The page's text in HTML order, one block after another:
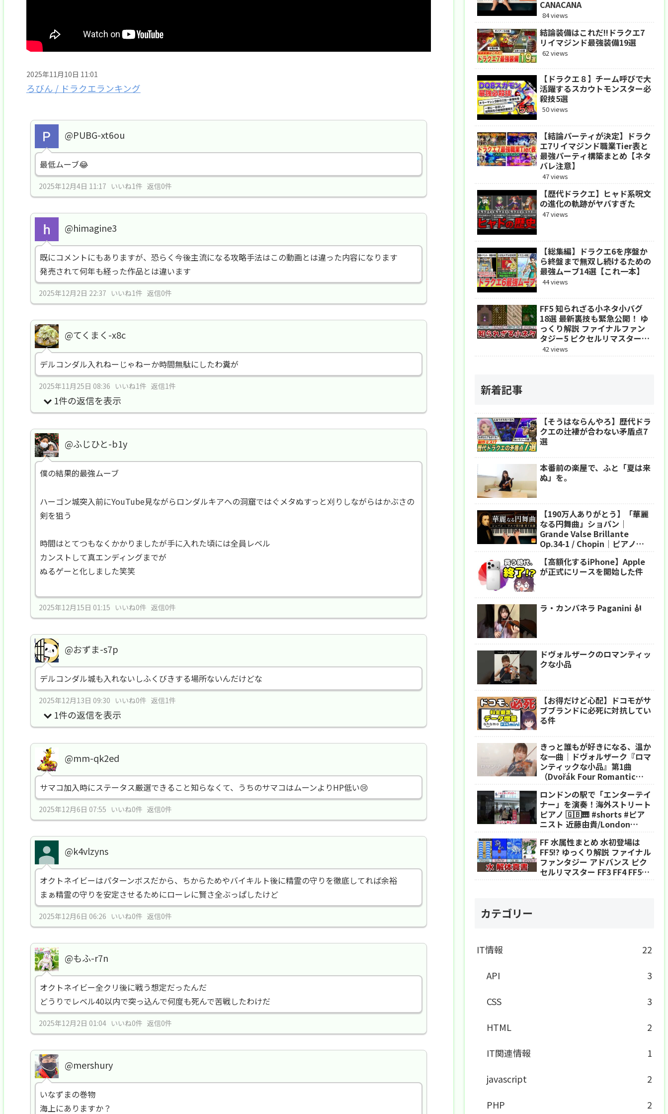
2025年11月10日 11:01
ろびん / ドラクエランキング
@PUBG-xt6ou
最低ムーブ😂
2025年12月4日 11:17 いいね1件 返信0件
@himagine3
既にコメントにもありますが、恐らく今後主流になる攻略手法はこの動画とは違った内容になります
発売されて何年も経った作品とは違います
2025年12月2日 22:37 いいね1件 返信0件
@てくまく-x8c
デルコンダル入れねーじゃねーか時間無駄にしたわ糞が
2025年11月25日 08:36 いいね1件 返信1件
1件の返信を表示
@ふじひと-b1y
僕の結果的最強ムーブ
ハーゴン城突入前にYouTube見ながらロンダルキアへの洞窟ではぐメタぬすっと刈りしながらはかぶさの
剣を狙う
時間はとてつもなくかかりましたが手に入れた頃には全員レベル
カンストして真エンディングまでが
ぬるゲーと化しました笑笑
2025年12月15日 01:15 いいね0件 返信0件
@おずま-s7p
デルコンダル城も入れないしふくびきする場所ないんだけどな
2025年12月13日 09:30 いいね0件 返信1件
1件の返信を表示
@mm-qk2ed
サマコ加入時にステータス厳選できること知らなくて、うちのサマコはムーンよりHP低い😢
2025年12月6日 07:55 いいね0件 返信0件
@k4vlzyns
オクトネイビーはパターンボスだから、ちからためやバイキルト後に精霊の守りを徹底してれば余裕
まぁ精霊の守りを安定させるためにローレに賢さ全ぶっぱしたけど
2025年12月6日 06:26 いいね0件 返信0件
@もふ-r7n
オクトネイビー全クリ後に戦う想定だったんだ
どうりでレベル40以内で突っ込んで何度も死んで苦戦したわけだ
2025年12月2日 01:04 いいね0件 返信0件
@mershury
いなずまの巻物
海上にありますか？
CANACANA
84 views
結論装備はこれだ!!ドラクエ7
リイマジンド最強装備19選
62 views
【ドラクエ８】チーム呼びで大
活躍するスカウトモンスター必
殺技5選
50 views
【結論パーティが決定】ドラク
エ7リイマジンド職業Tier表と
最強パーティ構築まとめ【ネタ
バレ注意】
47 views
【歴代ドラクエ】ヒャド系呪文
の進化の軌跡がヤバすぎた
47 views
【総集編】ドラクエ6を序盤か
ら終盤まで無双し続けるための
最強ムーブ14選【これ一本】
44 views
FF5 知られざる小ネタ小バグ
18選 最新裏技も緊急公開！ ゆ
っくり解説 ファイナルファン
タジー5 ピクセルリマスター
アドバンス
42 views
新着記事
【そうはならんやろ】歴代ドラ
クエの辻褄が合わない矛盾点7
選
本番前の楽屋で、ふと「夏は来
ぬ」を。
【190万人ありがとう】「華麗
なる円舞曲」ショパン｜
Grande Valse Brillante
Op.34-1 / Chopin｜ピアノ｜
【高額化するiPhone】Apple
が正式にリースを開始した件
ラ・カンパネラ Paganini 🎻
ドヴォルザークのロマンティッ
クな小品
【お得だけど心配】ドコモがサ
ブブランドに必死に対抗してい
る件
きっと誰もが好きになる、温か
な一曲｜ドヴォルザーク『ロマ
ンティックな小品』第1曲
（Dvořák Four Romantic
ロンドンの駅で「エンターテイ
ナー」を演奏！海外ストリート
ピアノ 🇬🇧🎹 #shorts #ピア
ニスト 近藤由貴/London
Entertainer
FF 水属性まとめ 水初登場は
FF5!? ゆっくり解説 ファイナル
ファンタジー アドバンス ピク
セルリマスター FF3 FF4 FF5
カテゴリー
IT情報
22
API
3
CSS
3
HTML
2
IT関連情報
1
javascript
2
PHP
2